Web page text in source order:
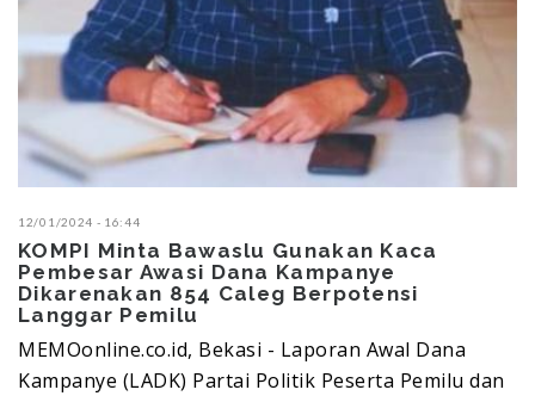
12/01/2024 - 16:44
KOMPI Minta Bawaslu Gunakan Kaca
Pembesar Awasi Dana Kampanye
Dikarenakan 854 Caleg Berpotensi
Langgar Pemilu
MEMOonline.co.id, Bekasi - Laporan Awal Dana
Kampanye (LADK) Partai Politik Peserta Pemilu dan